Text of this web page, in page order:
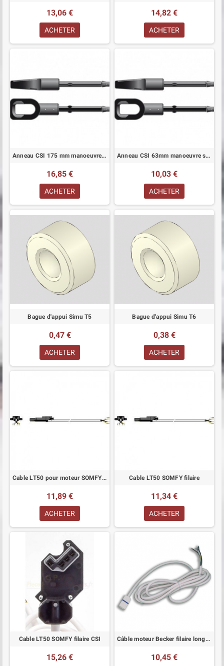
13,06 €
ACHETER
14,82 €
ACHETER
Anneau CSI 175 mm manoeuvre secours
16,85 €
ACHETER
Anneau CSI 63mm manoeuvre secours
10,03 €
ACHETER
Bague d'appui Simu T5
0,47 €
ACHETER
Bague d'appui Simu T6
0,38 €
ACHETER
Cable LT50 pour moteur SOMFY RTS longueur 3 mètres
11,89 €
ACHETER
Cable LT50 SOMFY filaire
11,34 €
ACHETER
Cable LT50 SOMFY filaire CSI
15,26 €
Câble moteur Becker filaire longueur 2 mètres
10,45 €